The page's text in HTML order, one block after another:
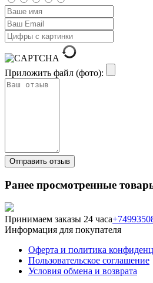
Приложить файл (фото):
Ранее просмотренные
Принимаем заказы 24 часа
Информация для покупателя
Оферта и политика
Пользовательское соглашение
Условия обмена и возврата